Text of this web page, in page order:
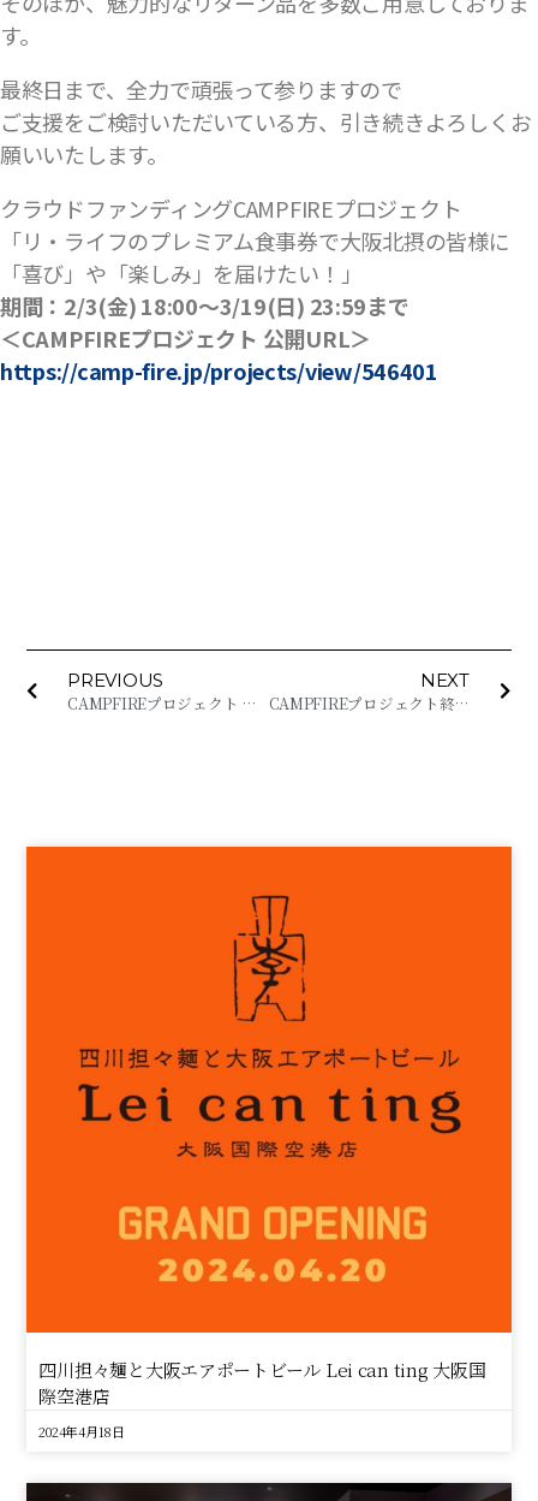
す。
最終日まで、全力で頑張って参りますので
ご支援をご検討いただいている方、引き続きよろしくお
願いいたします。
クラウドファンディングCAMPFIREプロジェクト
「リ・ライフのプレミアム食事券で大阪北摂の皆様に
「喜び」や「楽しみ」を届けたい！」
期間：2/3(金) 18:00〜3/19(日) 23:59まで
＜CAMPFIREプロジェクト 公開URL＞
https://camp-fire.jp/projects/view/546401
PREVIOUS
CAMPFIREプロジェクト 募集終了まで残り9日！おすすめリターン品のご紹介！
NEXT
CAMPFIREプロジェクト終了のご報告と御礼
四川担々麺と大阪エアポートビール Lei can ting 大阪国
際空港店
2024年4月18日